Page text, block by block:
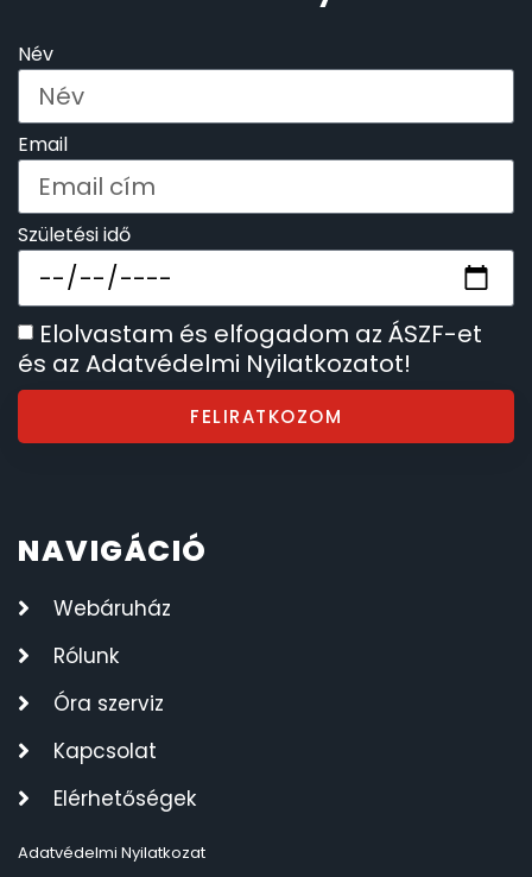
Név
Email
Születési idő
Elolvastam és elfogadom az ÁSZF-et
és az Adatvédelmi Nyilatkozatot!
FELIRATKOZOM
NAVIGÁCIÓ
Webáruház
Rólunk
Óra szerviz
Kapcsolat
Elérhetőségek
Adatvédelmi Nyilatkozat